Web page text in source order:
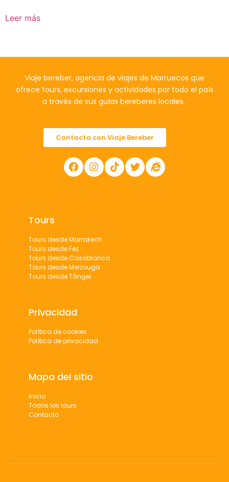
Leer más
Viaje bereber, agencia de viajes de Marruecos que
ofrece tours, excursiones y actividades por todo el país
a través de sus guías bereberes locales.
Contacta con Viaje Bereber
Tours
Tours desde Marrakech
Tours desde Fez
Tours desde Casablanca
Tours desde Merzouga
Tours desde Tánger
Privacidad
Política de cookies
Política de privacidad
Mapa del sitio
Inicio
Todos los tours
Contacto